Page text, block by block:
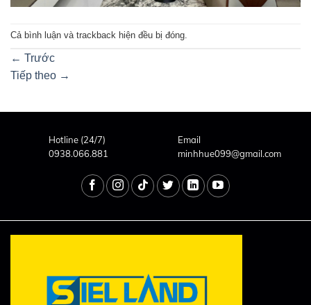
Cả bình luận và trackback hiện đều bị đóng.
← Trước
Tiếp theo →
Hotline (24/7)
0938.066.881
Email
minhhue099@gmail.com